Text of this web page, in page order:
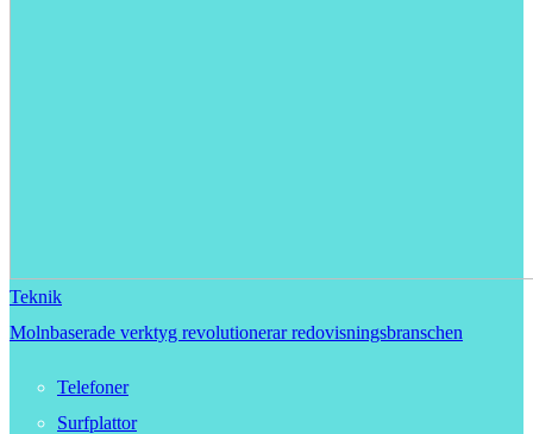
Teknik
Molnbaserade verktyg revolutionerar redovisningsbranschen
Telefoner
Surfplattor